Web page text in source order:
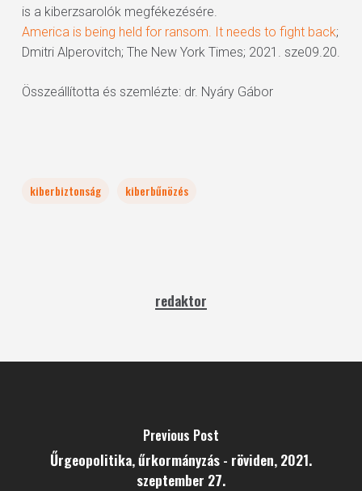
is a kiberzsarolók megfékezésére.
America is being held for ransom. It needs to fight back;
Dmitri Alperovitch; The New York Times; 2021. sze09.20.
Összeállította és szemlézte: dr. Nyáry Gábor
kiberbiztonság kiberbűnözés
redaktor
Previous Post
Űrgeopolitika, űrkormányzás - röviden, 2021.
szeptember 27.